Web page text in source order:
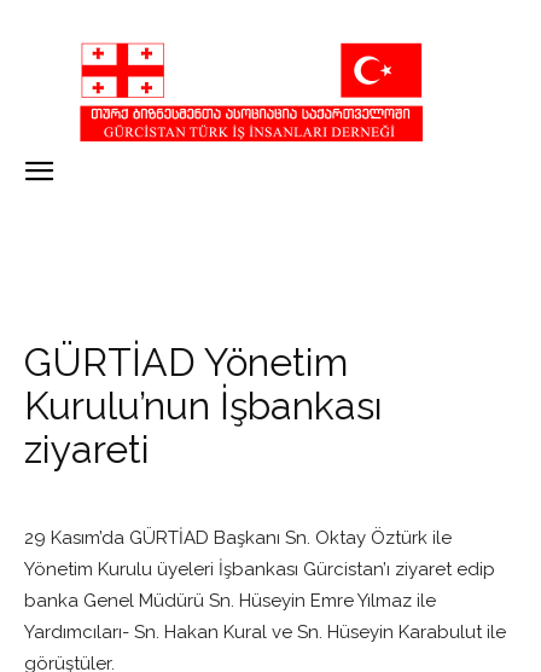
GÜRTİAD Yönetim
Kurulu’nun İşbankası
ziyareti
29 Kasım’da GÜRTİAD Başkanı Sn. Oktay Öztürk ile
Yönetim Kurulu üyeleri İşbankası Gürcistan’ı ziyaret edip
banka Genel Müdürü Sn. Hüseyin Emre Yılmaz ile
Yardımcıları- Sn. Hakan Kural ve Sn. Hüseyin Karabulut ile
görüştüler.